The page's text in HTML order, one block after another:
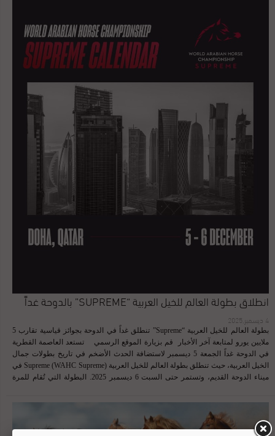
الأول إثارة بالغة، خُصصت لمنافسات فئات “المستقبل الواعد” (مهرات وأمهار السنة
والمهرات). وقد عكست النتائج المبكرة القوة المتنامية للفروسية الخليجية، حيث كانت
السيطرة القطرية مطلقة على المراكز الأولى في عديد الفئات. ولم يغب التواجد القوي
للمرابط السعودية والإماراتية، التي حجزت لها مقاعد ثابتة على منصات التتويج في بداية
انطلاق بطولة العالم للخيل العربية “SUPREME” بالدوحة غداً
4 ديسمبر,2025
بطولة العالم للخيل العربية “Supreme” تنطلق غداً في الدوحة بجوائز قياسية تقارب 5
ملايين يورو لمتابعة آخر الأخبار قم بزيارة الموقع الرسمي تستعد العاصمة القطرية
في الدوحة غداً الجمعة 5 ديسمبر لاستضافة الحدث الأضخم في تاريخ بطولات جمال
الخيل العربية، حيث تنطلق بطولة العالم للخيل العربية Supreme (WAHC Supreme) في
ميناء الدوحة القديم، وتستمر حتى السبت 6 ديسمبر 2025. البطولة التي تُقام للمرة
الجياد العربية العالمية (GCAT)، حيث ستشهد منافسة شرسة بين أبطال الذهب والفضة
(ما يقارب 5 ملايين يورو). ‎تعرّفوا على تفاصيل توزيع الجوائز المالية لبطولة العالم